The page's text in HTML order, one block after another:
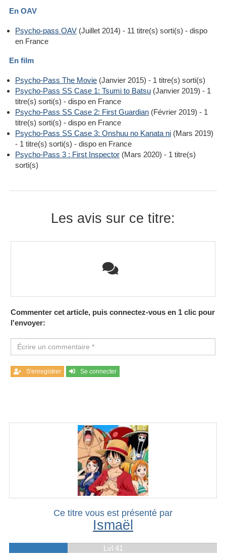
En OAV
Psycho-pass OAV (Juillet 2014) - 11 titre(s) sorti(s) - dispo
en France
En film
Psycho-Pass The Movie (Janvier 2015) - 1 titre(s) sorti(s)
Psycho-Pass SS Case 1: Tsumi to Batsu (Janvier 2019) - 1
titre(s) sorti(s) - dispo en France
Psycho-Pass SS Case 2: First Guardian (Février 2019) - 1
titre(s) sorti(s) - dispo en France
Psycho-Pass SS Case 3: Onshuu no Kanata ni (Mars 2019)
- 1 titre(s) sorti(s) - dispo en France
Psycho-Pass 3 : First Inspector (Mars 2020) - 1 titre(s)
sorti(s)
Les avis sur ce titre:
Commenter cet article, puis connectez-vous en 1 clic pour
l'envoyer:
S'enregistrer Se connecter
Ce titre vous est présenté par
Ismaël
Lvl 41